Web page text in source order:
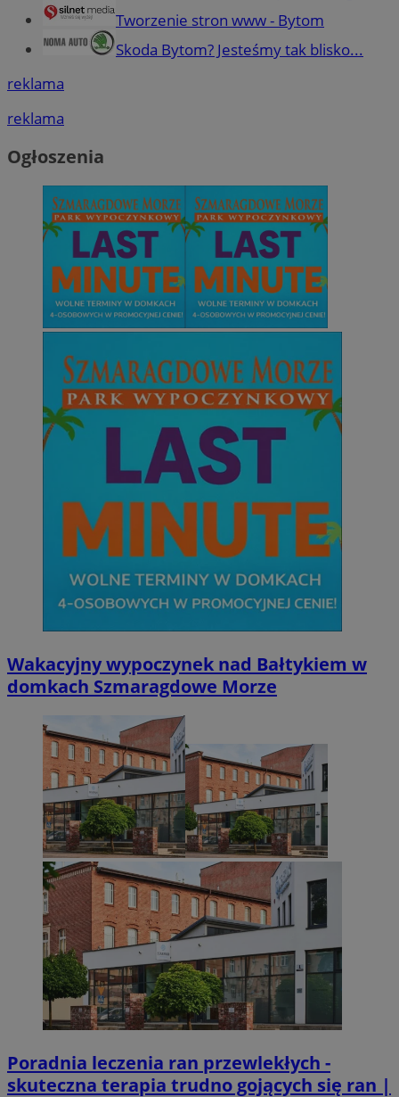
Tworzenie stron www - Bytom
Skoda Bytom? Jesteśmy tak blisko...
reklama
reklama
Ogłoszenia
Wakacyjny wypoczynek nad Bałtykiem w
domkach Szmaragdowe Morze
Poradnia leczenia ran przewlekłych -
skuteczna terapia trudno gojących się ran |